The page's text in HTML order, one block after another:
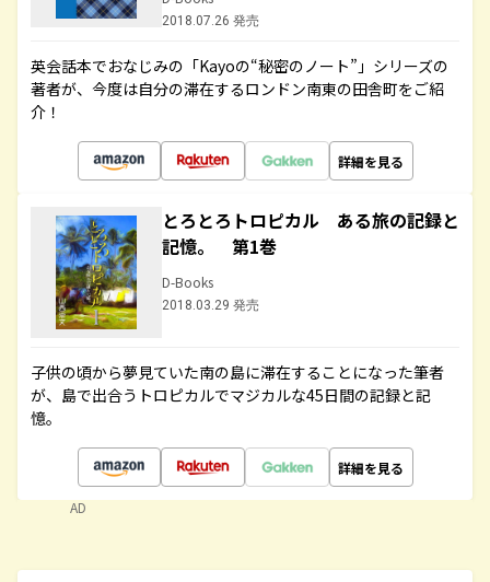
2018.07.26 発売
英会話本でおなじみの「Kayoの“秘密のノート”」シリーズの
著者が、今度は自分の滞在するロンドン南東の田舎町をご紹
介！
詳細を見る
とろとろトロピカル ある旅の記録と
記憶。 第1巻
D-Books
2018.03.29 発売
子供の頃から夢見ていた南の島に滞在することになった筆者
が、島で出合うトロピカルでマジカルな45日間の記録と記
憶。
詳細を見る
AD